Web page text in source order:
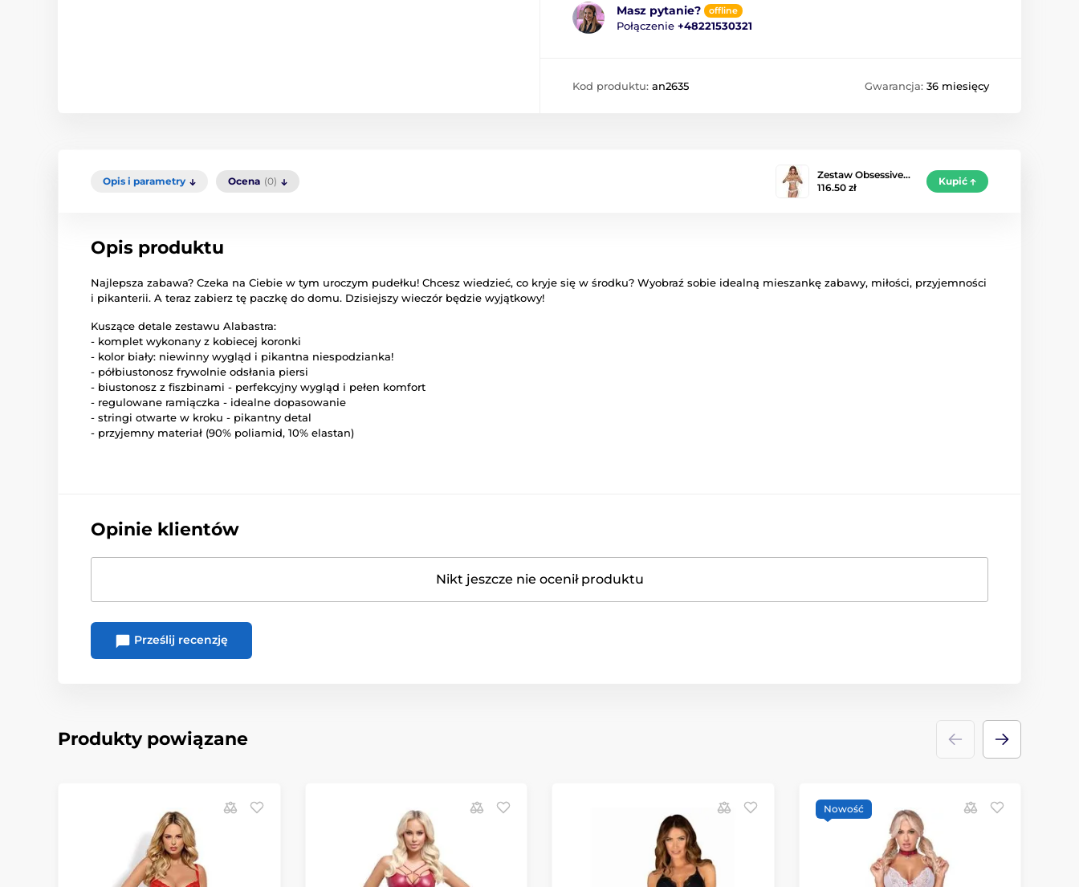
Masz pytanie? offline
Połączenie +48221530321
Kod produktu: an2635 Gwarancja: 36 miesięcy
Opis i parametry Ocena (0)
Zestaw Obsessive…
116.50 zł
Kupić
Opis produktu
Najlepsza zabawa? Czeka na Ciebie w tym uroczym pudełku! Chcesz wiedzieć, co kryje się w środku? Wyobraź sobie idealną mieszankę zabawy, miłości, przyjemności
i pikanterii. A teraz zabierz tę paczkę do domu. Dzisiejszy wieczór będzie wyjątkowy!
Kuszące detale zestawu Alabastra:
- komplet wykonany z kobiecej koronki
- kolor biały: niewinny wygląd i pikantna niespodzianka!
- półbiustonosz frywolnie odsłania piersi
- biustonosz z fiszbinami - perfekcyjny wygląd i pełen komfort
- regulowane ramiączka - idealne dopasowanie
- stringi otwarte w kroku - pikantny detal
- przyjemny materiał (90% poliamid, 10% elastan)
Opinie klientów
Nikt jeszcze nie ocenił produktu
Prześlij recenzję
Produkty powiązane
Nowość